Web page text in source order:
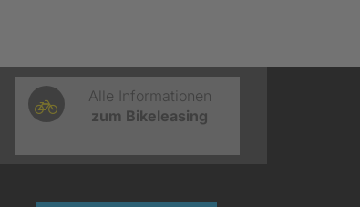
Alle Informationen
zum Bikeleasing